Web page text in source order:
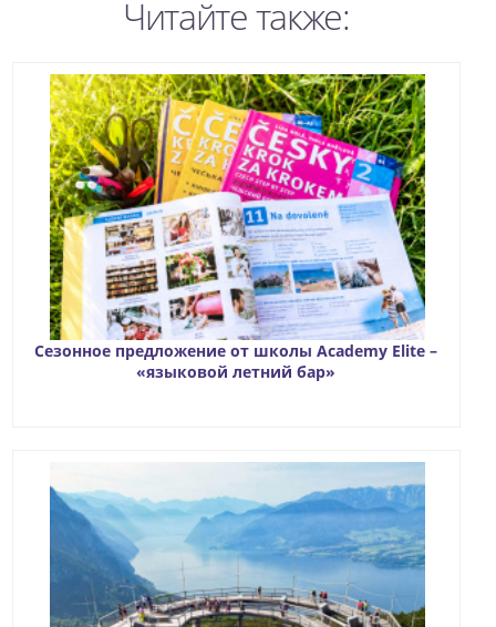
Читайте также:
Сезонное предложение от школы Academy Elite –
«языковой летний бар»